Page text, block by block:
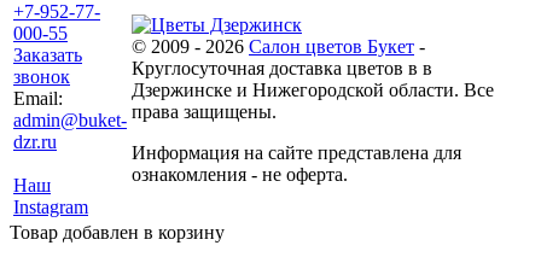
+7-952-77-
000-55
Заказать
звонок
Email:
admin@buket-
dzr.ru
Наш
Instagram
© 2009 - 2026 Салон цветов Букет -
Круглосуточная доставка цветов в в
Дзержинске и Нижегородской области. Все
права защищены.
Информация на сайте представлена для
ознакомления - не оферта.
Товар добавлен в корзину